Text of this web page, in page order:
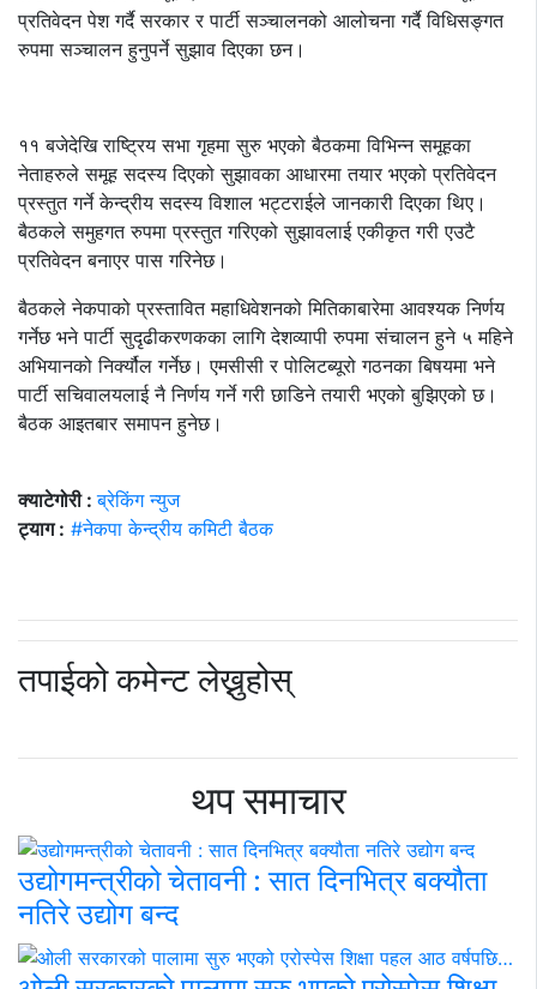
प्रतिवेदन पेश गर्दै सरकार र पार्टी सञ्चालनको आलोचना गर्दै विधिसङ्गत
रुपमा सञ्चालन हुनुपर्ने सुझाव दिएका छन।
११ बजेदेखि राष्ट्रिय सभा गृहमा सुरु भएको बैठकमा विभिन्न समूहका
नेताहरुले समूह सदस्य दिएको सुझावका आधारमा तयार भएको प्रतिवेदन
प्रस्तुत गर्ने केन्द्रीय सदस्य विशाल भट्टराईले जानकारी दिएका थिए।
बैठकले समुहगत रुपमा प्रस्तुत गरिएको सुझावलाई एकीकृत गरी एउटै
प्रतिवेदन बनाएर पास गरिनेछ।
बैठकले नेकपाको प्रस्तावित महाधिवेशनको मितिकाबारेमा आवश्यक निर्णय
गर्नेछ भने पार्टी सुदृढीकरणकका लागि देशव्यापी रुपमा संचालन हुने ५ महिने
अभियानको निर्क्यौल गर्नेछ। एमसीसी र पोलिटब्यूरो गठनका बिषयमा भने
पार्टी सचिवालयलाई नै निर्णय गर्ने गरी छाडिने तयारी भएको बुझिएको छ।
बैठक आइतबार समापन हुनेछ।
क्याटेगोरी :ब्रेकिंग न्युज
ट्याग : #नेकपा केन्द्रीय कमिटी बैठक
तपाईको कमेन्ट लेख्नुहोस्
थप समाचार
उद्योगमन्त्रीको चेतावनी : सात दिनभित्र बक्यौता
नतिरे उद्योग बन्द